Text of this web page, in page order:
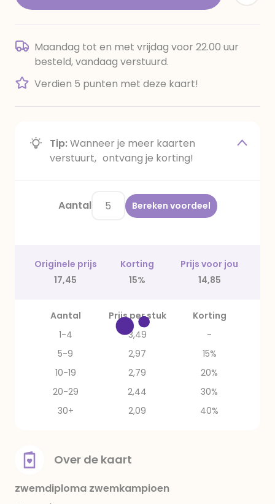
Maandag tot en met vrijdag voor 22.00 uur
besteld, vandaag verstuurd.
Verdien 5 punten met deze kaart!
Tip:Wanneer je meer kaarten
verstuurt, ontvang je korting!
Aantal Bereken voordeel
Originele prijs Korting
Prijs voor jou
17,45
15% 14,85
Aantal Prijs per stuk
Korting
1-4
3,49
-
5-9
2,97
15%
10-19
2,79
20%
20-29
2,44
30%
30+
2,09 40%
Over de kaart
zwemdiploma zwemkampioen